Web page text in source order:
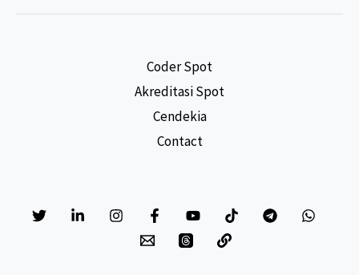
28
Coder Spot
Akreditasi Spot
Cendekia
Contact